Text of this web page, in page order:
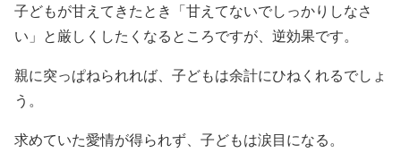
子どもが甘えてきたとき「甘えてないでしっかりしなさ
い」と厳しくしたくなるところですが、逆効果です。
親に突っぱねられれば、子どもは余計にひねくれるでしょ
う。
求めていた愛情が得られず、子どもは涙目になる。